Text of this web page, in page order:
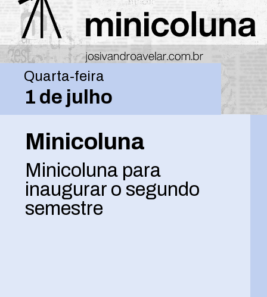
Minicoluna
Minicoluna para
inaugurar o segundo
semestre
Quarta-feira
1 de julho